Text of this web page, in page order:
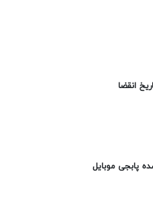
انقضا
پابجی موبایل